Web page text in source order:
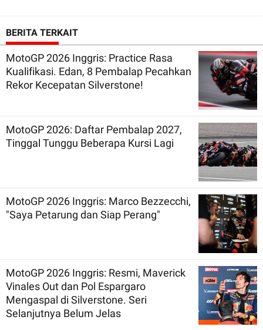
BERITA TERKAIT
MotoGP 2026 Inggris: Practice Rasa
Kualifikasi. Edan, 8 Pembalap Pecahkan
Rekor Kecepatan Silverstone!
MotoGP 2026: Daftar Pembalap 2027,
Tinggal Tunggu Beberapa Kursi Lagi
MotoGP 2026 Inggris: Marco Bezzecchi,
"Saya Petarung dan Siap Perang"
MotoGP 2026 Inggris: Resmi, Maverick
Vinales Out dan Pol Espargaro
Mengaspal di Silverstone. Seri
Selanjutnya Belum Jelas